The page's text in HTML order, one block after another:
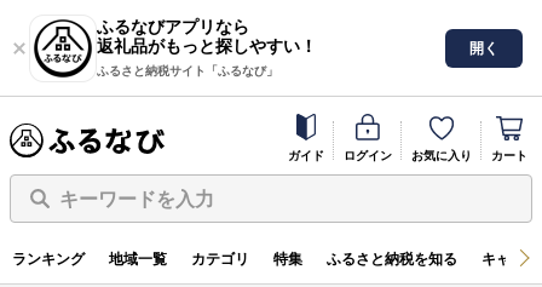
ふるなびアプリなら
返礼品がもっと探しやすい！
ふるさと納税サイト「ふるなび」
開く
ガイド ログイン お気に入り カート
キーワードを入力
ランキング 地域一覧 カテゴリ 特集 ふるさと納税を知る キャン